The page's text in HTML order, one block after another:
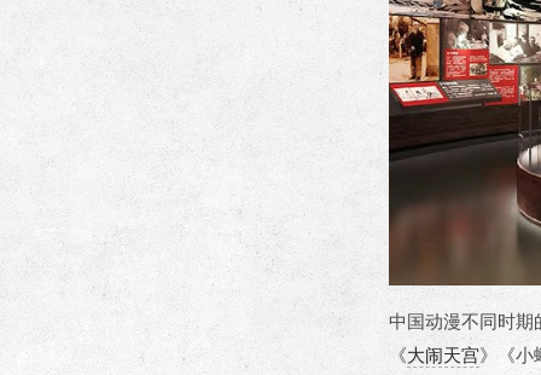
中国动漫不同时期
《大闹天宫》《小